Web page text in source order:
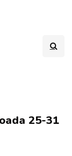
25-31